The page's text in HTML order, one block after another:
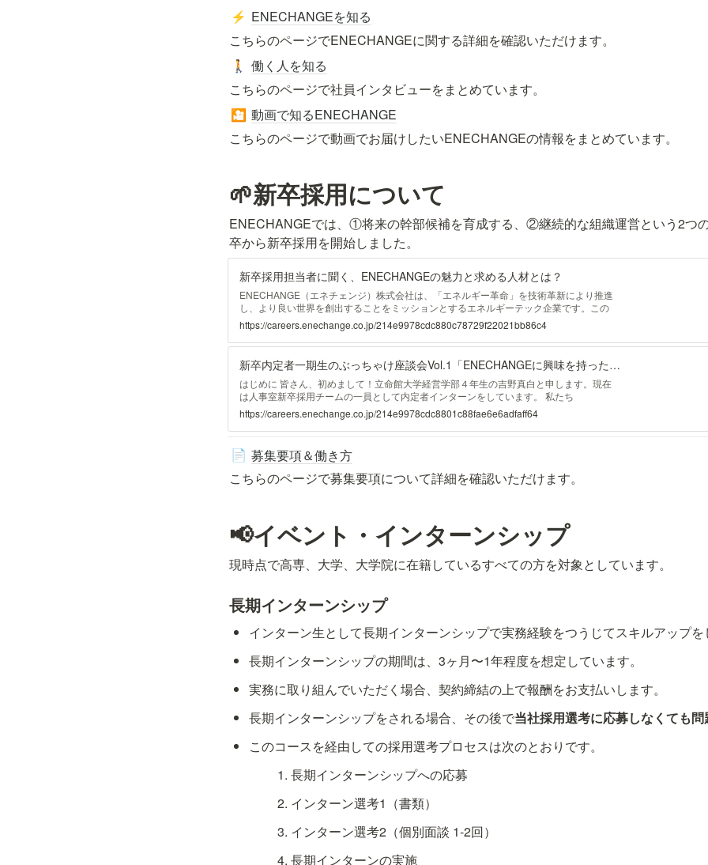
⚡ ENECHANGEを知る
こちらのページでENECHANGEに関する詳細を確認いただけます。
🚶
働く人を知る
こちらのページで社員インタビューをまとめています。
🎦 動画で知るENECHANGE
こちらのページで動画でお届けしたいENECHANGEの情報をまとめています。
🌱新卒採用について
ENECHANGEでは、①将来の幹部候補を育成する、②継続的な組織運営という2つ
卒から新卒採用を開始しました。
新卒採用担当者に聞く、ENECHANGEの魅力と求める人材とは？
ENECHANGE（エネチェンジ）株式会社は、「エネルギー革命」を技術革新により推進
し、より良い世界を創出することをミッションとするエネルギーテック企業です。この
度、ENECHANGEは、2025年卒生から初の新卒採用を実施することになりました。 この
インタビューでは、採用と教育のスペシャリストであるＴさん、中途エンジ
https://careers.enechange.co.jp/214e9978cdc880c78729f22021bb86c4
新卒内定者一期生のぶっちゃけ座談会Vol.1「ENECHANGEに興味を持った理由」
はじめに 皆さん、初めまして！立命館大学経営学部４年生の吉野真白と申します。現在
は人事室新卒採用チームの一員として内定者インターンをしています。 私たち
ENECHANGE（エネチェンジ）は「エネルギーの未来をつくる」をミッションに掲げ、
エネルギープラットフォーム事業、エネルギーデータ事業を展開するエネルギーテック企
業で
https://careers.enechange.co.jp/214e9978cdc8801c88fae6e6adfaff64
📄 募集要項＆働き方
こちらのページで募集要項について詳細を確認いただけます。
📢イベント・インターンシップ
現時点で高専、大学、大学院に在籍しているすべての方を対象としています。
長期インターンシップ
インターン生として長期インターンシップで実務経験をつうじてスキルアップ
長期インターンシップの期間は、3ヶ月〜1年程度を想定しています。
実務に取り組んでいただく場合、契約締結の上で報酬をお支払いします。
長期インターンシップをされる場合、その後で当社採用選考に応募しなくても
このコースを経由しての採用選考プロセスは次のとおりです。
長期インターンシップへの応募
インターン選考1（書類）
インターン選考2（個別面談 1-2回）
長期インターンの実施